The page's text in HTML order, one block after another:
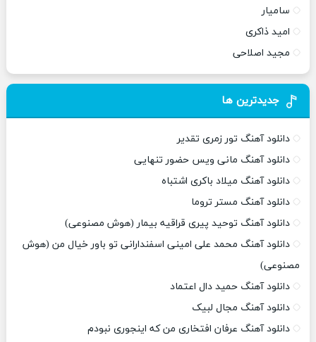
سامیار
امید ذاکری
مجید اصلاحی
جدیدترین ها
دانلود آهنگ تور زمری تقدیر
دانلود آهنگ مانی ویس حضور تنهایی
دانلود آهنگ میلاد باکری اشتباه
دانلود آهنگ مستر تروما
دانلود آهنگ توحید پیری قراقیه بیمار (هوش مصنوعی)
دانلود آهنگ محمد علی امینی اسفندارانی تو باور خیال من (هوش
مصنوعی)
دانلود آهنگ حمید دال اعتماد
دانلود آهنگ مجال لبیک
دانلود آهنگ عرفان افتخاری من که اینجوری نبودم